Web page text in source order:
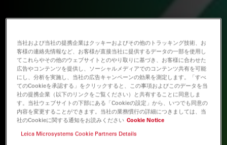
当社および当社の提携企業はクッキーおよびその他のトラッキング技術、お
客様の連絡先情報など、お客様が直接当社に提供するデータの一部を使用し
てこれらやその他のウェブサイトとのやり取りに基づき、お客様に合わせた
広告やコンテンツを提供し、ソーシャルメディアでのコンテンツ共有を可能
にし、分析を実施し、当社の広告キャンペーンの効果を測定します。「すべ
てのCookieを承認する」をクリックすると、この事項およびこのデータを当
社の提携企業（以下のリンクをご覧ください）と共有することに同意しま
す。当社ウェブサイトの下部にある「Cookieの設定」から、いつでも同意の
内容を変更することができます。当社の業務慣行の詳細につきましては、当
社のCookieに関する通知をお読みください Cookie Notice
Leica Microsystems Cookie Partners Details